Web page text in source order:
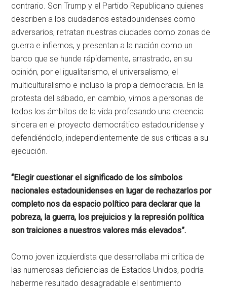
contrario. Son Trump y el Partido Republicano quienes
describen a los ciudadanos estadounidenses como
adversarios, retratan nuestras ciudades como zonas de
guerra e infiernos, y presentan a la nación como un
barco que se hunde rápidamente, arrastrado, en su
opinión, por el igualitarismo, el universalismo, el
multiculturalismo e incluso la propia democracia. En la
protesta del sábado, en cambio, vimos a personas de
todos los ámbitos de la vida profesando una creencia
sincera en el proyecto democrático estadounidense y
defendiéndolo, independientemente de sus críticas a su
ejecución.
“Elegir cuestionar el significado de los símbolos
nacionales estadounidenses en lugar de rechazarlos por
completo nos da espacio político para declarar que la
pobreza, la guerra, los prejuicios y la represión política
son traiciones a nuestros valores más elevados”.
Como joven izquierdista que desarrollaba mi crítica de
las numerosas deficiencias de Estados Unidos, podría
haberme resultado desagradable el sentimiento